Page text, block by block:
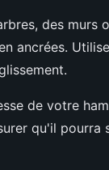
des murs
ancrées.
de votre
qu'il pourra